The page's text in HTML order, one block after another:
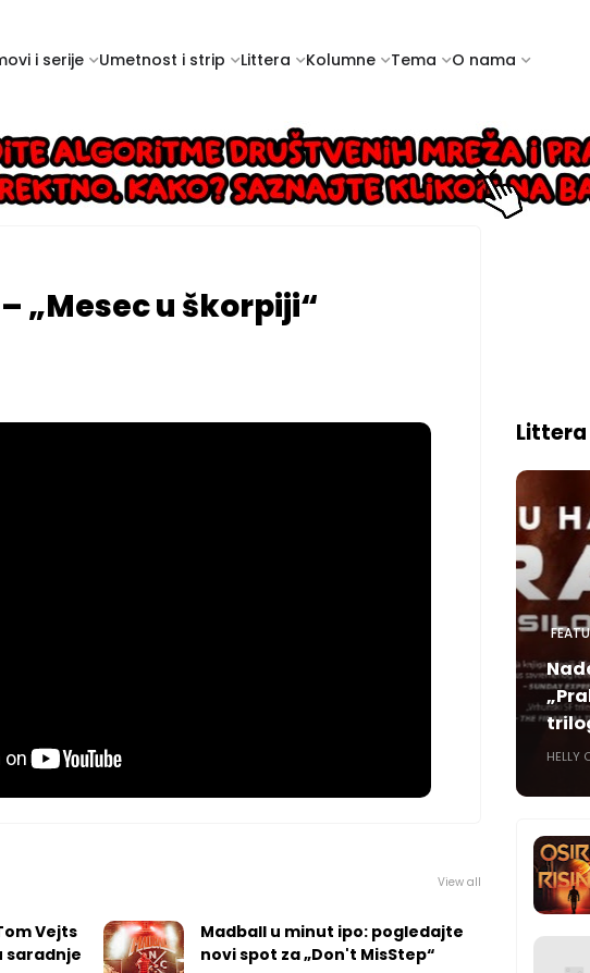
i serije Umetnost i strip Littera Kolumne Tema O nama
„Mesec u škorpiji“
View all
Vejts
saradnje
Madball u minut ipo: pogledajte
novi spot za „Don't MisStep“
Littera
HELLY